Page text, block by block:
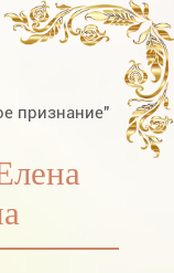
признание"